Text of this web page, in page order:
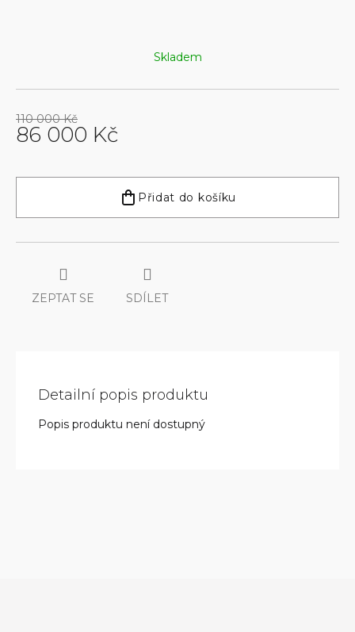
110 000 Kč
86 000 Kč
cena:
Skladem
Přidat do košíku
ZEPTAT SE SDÍLET
Detailní popis produktu
Popis produktu není dostupný